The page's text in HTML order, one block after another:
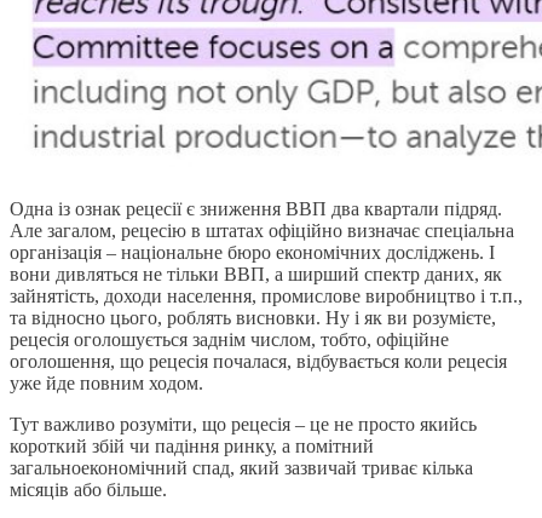
Одна із ознак рецесії є зниження ВВП два квартали підряд.
Але загалом, рецесію в штатах офіційно визначає спеціальна
організація – національне бюро економічних досліджень. І
вони дивляться не тільки ВВП, а ширший спектр даних, як
зайнятість, доходи населення, промислове виробництво і т.п.,
та відносно цього, роблять висновки. Ну і як ви розумієте,
рецесія оголошується заднім числом, тобто, офіційне
оголошення, що рецесія почалася, відбувається коли рецесія
уже йде повним ходом.
Тут важливо розуміти, що рецесія – це не просто якийсь
короткий збій чи падіння ринку, а помітний
загальноекономічний спад, який зазвичай триває кілька
місяців або більше.